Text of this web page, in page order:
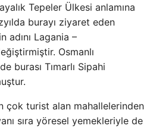
Tepeler Ülkesi anlamına
burayı ziyaret eden
adını Lagania –
Osmanlı
burası Tımarlı Sipahi
çok turist alan mahallelerinden
sıra yöresel yemekleriyle de